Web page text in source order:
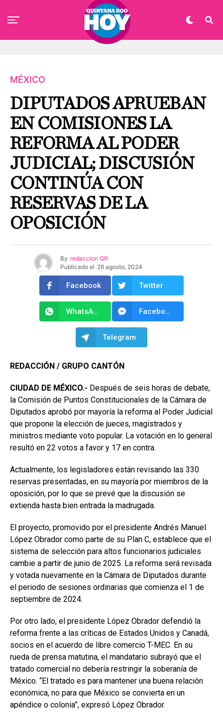
MÉXICO
DIPUTADOS APRUEBAN
EN COMISIONES LA
REFORMA AL PODER
JUDICIAL; DISCUSIÓN
CONTINÚA CON
RESERVAS DE LA
OPOSICIÓN
By redaccion QR
Publicado el 26 agosto, 2024
Facebook Twitter
WhatsApp Facebook Messenger
Telegram
REDACCIÓN / GRUPO CANTÓN
CIUDAD DE MÉXICO.- Después de seis horas de debate,
la Comisión de Puntos Constitucionales de la Cámara de
Diputados aprobó por mayoría la reforma al Poder Judicial
que propone la elección de jueces, magistrados y
ministros mediante voto popular. La votación en lo general
resultó en 22 votos a favor y 17 en contra.
Actualmente, los legisladores están revisando las 330
reservas presentadas, en su mayoría por miembros de la
oposición, por lo que se prevé que la discusión se
extienda hasta bien entrada la madrugada.
El proyecto, promovido por el presidente Andrés Manuel
López Obrador como parte de su Plan C, establece que el
sistema de selección para altos funcionarios judiciales
cambie a partir de junio de 2025. La reforma será revisada
y votada nuevamente en la Cámara de Diputados durante
el periodo de sesiones ordinarias que comienza el 1 de
septiembre de 2024.
Por otro lado, el presidente López Obrador defendió la
reforma frente a las críticas de Estados Unidos y Canadá,
socios en el acuerdo de libre comercio T-MEC. En su
rueda de prensa matutina, el mandatario subrayó que el
tratado comercial no debería restringir la soberanía de
México. “El tratado es para mantener una buena relación
económica, no para que México se convierta en un
apéndice o colonia”, expresó López Obrador.